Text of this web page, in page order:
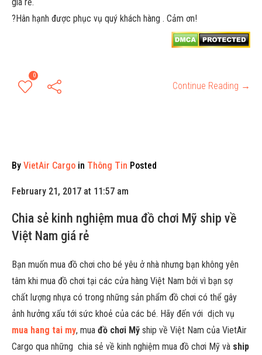
?Hân hạnh được phục vụ quý khách hàng . Cảm ơn!
0
Continue Reading →
By VietAir Cargo in Thông Tin Posted
February 21, 2017 at 11:57 am
Chia sẻ kinh nghiệm mua đồ chơi Mỹ ship về
Việt Nam giá rẻ
Bạn muốn mua đồ chơi cho bé yêu ở nhà nhưng bạn không yên
tâm khi mua đồ chơi tại các cửa hàng Việt Nam bởi vì bạn sợ
chất lượng nhựa có trong những sản phẩm đồ chơi có thể gây
ảnh hưởng xấu tới sức khoẻ của các bé. Hãy đến với dịch vụ
mua hang tai my, mua đồ chơi Mỹ ship về Việt Nam của VietAir
Cargo qua những chia sẻ về kinh nghiệm mua đồ chơi Mỹ và ship